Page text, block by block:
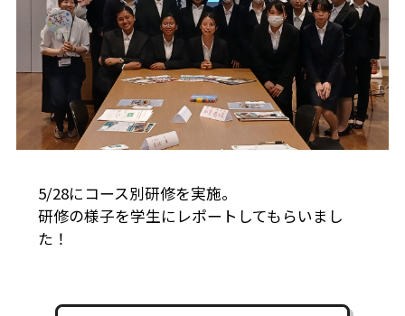
5/28にコース別研修を実施。
研修の様子を学生にレポートしてもらいまし
た！